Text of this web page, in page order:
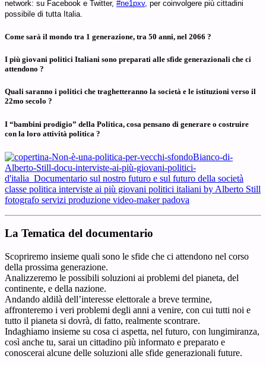
network: su Facebook e Twitter, #ne1pxv, per coinvolgere più cittadini
possibile di tutta Italia.
Come sarà il mondo tra 1 generazione, tra 50 anni, nel 2066 ?
I più giovani politici Italiani sono preparati alle sfide generazionali che ci
attendono ?
Quali saranno i politici che traghetteranno la società e le istituzioni verso il
22mo secolo ?
I “bambini prodigio” della Politica, cosa pensano di generare o costruire
con la loro attività politica ?
La Tematica del documentario
Scopriremo insieme quali sono le sfide che ci attendono nel corso
della prossima generazione.
Analizzeremo le possibili soluzioni ai problemi del pianeta, del
continente, e della nazione.
Andando aldilà dell’interesse elettorale a breve termine,
affronteremo i veri problemi degli anni a venire, con cui tutti noi e
tutto il pianeta si dovrà, di fatto, realmente scontrare.
Indaghiamo insieme su cosa ci aspetta, nel futuro, con lungimiranza,
così anche tu, sarai un cittadino più informato e preparato e
conoscerai alcune delle soluzioni alle sfide generazionali future.